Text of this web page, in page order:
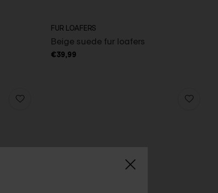
FUR LOAFERS
Beige suede fur loafers
€39,99